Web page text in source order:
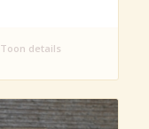
Toon details